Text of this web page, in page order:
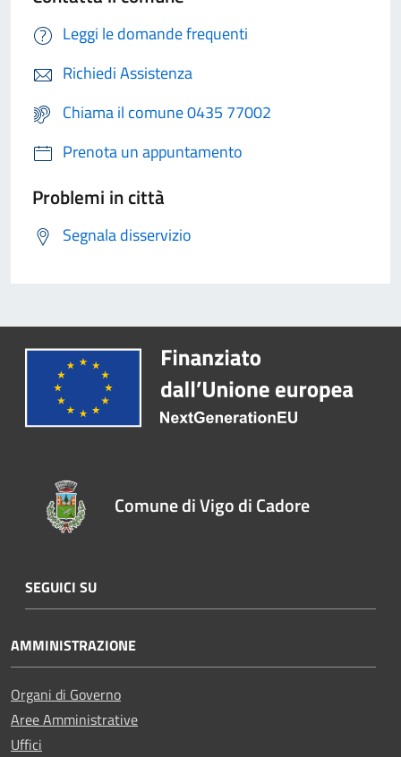
Leggi le domande frequenti
Richiedi Assistenza
Chiama il comune 0435 77002
Prenota un appuntamento
Problemi in città
Segnala disservizio
Comune di Vigo di Cadore
SEGUICI SU
AMMINISTRAZIONE
Organi di Governo
Aree Amministrative
Uffici